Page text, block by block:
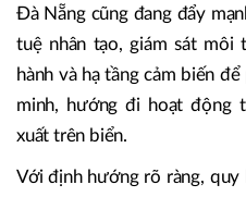
Đà Nẵng cũng đang đẩy
tuệ nhân tạo, giám sát
hành và hạ tầng cảm biến
minh, hướng đi hoạt động
xuất trên biển.
Với định hướng rõ ràng, quy